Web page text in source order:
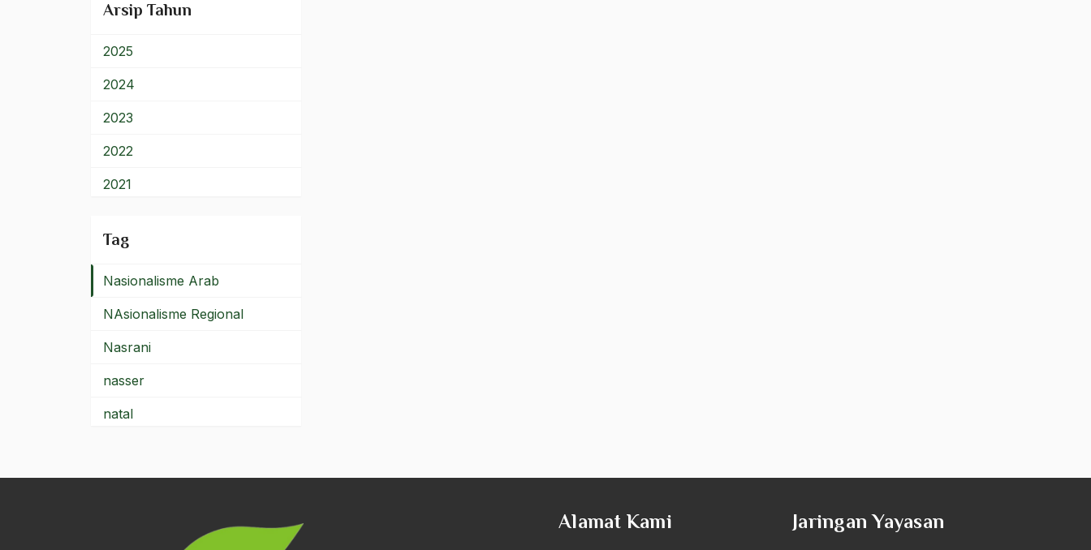
Arsip Tahun
2025
2024
2023
2022
2021
2019
2018
2017
2016
2015
2014
Tag
Naqsyabandiyah
Nasab
Nasakom
nasi tumpeng
Nasional Khas
Nasionalime
nasionalisme
Nasionalisme Arab
NAsionalisme Regional
Nasrani
nasser
natal
Nazaruddin Samsudin
Negara Adikuasa
Alamat Kami Jaringan Yayasan